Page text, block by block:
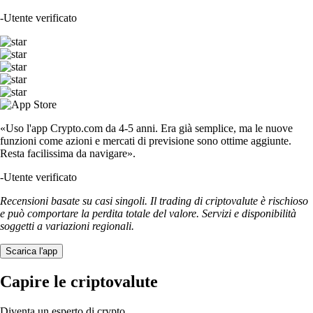
-Utente verificato
«Uso l'app Crypto.com da 4-5 anni. Era già semplice, ma le nuove
funzioni come azioni e mercati di previsione sono ottime aggiunte.
Resta facilissima da navigare».
-Utente verificato
Recensioni basate su casi singoli. Il trading di criptovalute è rischioso
e può comportare la perdita totale del valore. Servizi e disponibilità
soggetti a variazioni regionali.
Scarica l'app
Capire le criptovalute